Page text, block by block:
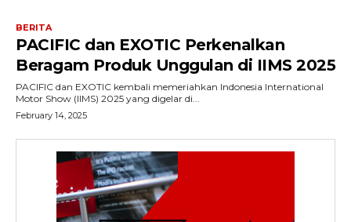
BERITA
PACIFIC dan EXOTIC Perkenalkan
Beragam Produk Unggulan di IIMS 2025
PACIFIC dan EXOTIC kembali memeriahkan Indonesia International
Motor Show (IIMS) 2025 yang digelar di...
February 14, 2025